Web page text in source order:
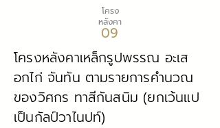
โครง
หลังคา
09
โครงหลังคาเหล็กรูปพรรณ อะเส
อกไก่ จันทัน ตามรายการคำนวณ
ของวิศกร ทาสีกันสนิม (ยกเว้นแป
เป็นกัลป์วาไนปท์)